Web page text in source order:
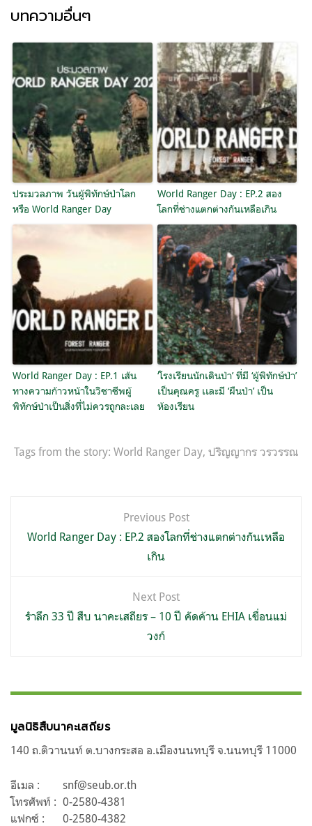
บทความอื่นๆ
ประมวลภาพ วันผู้พิทักษ์ป่าโลก
หรือ World Ranger Day
World Ranger Day : EP.2 สอง
โลกที่ช่างแตกต่างกันเหลือเกิน
World Ranger Day : EP.1 เส้น
ทางความก้าวหน้าในวิชาชีพผู้
พิทักษ์ป่าเป็นสิ่งที่ไม่ควรถูกละเลย
‘โรงเรียนนักเดินป่า’ ที่มี ‘ผู้พิทักษ์ป่า’
เป็นคุณครู เเละมี ‘ผืนป่า’ เป็น
ห้องเรียน
Tags from the story: World Ranger Day, ปริญญากร วรวรรณ
เรื่อง
Previous Post
World Ranger Day : EP.2 สองโลกที่ช่างแตกต่างกันเหลือ
เกิน
Next Post
รำลึก 33 ปี สืบ นาคะเสถียร – 10 ปี คัดค้าน EHIA เขื่อนแม่
วงก์
มูลนิธิสืบนาคะเสถียร
140 ถ.ติวานนท์ ต.บางกระสอ อ.เมืองนนทบุรี จ.นนทบุรี 11000
อีเมล :
snf@seub.or.th
โทรศัพท์ : 0-2580-4381
แฟกซ์ :
0-2580-4382